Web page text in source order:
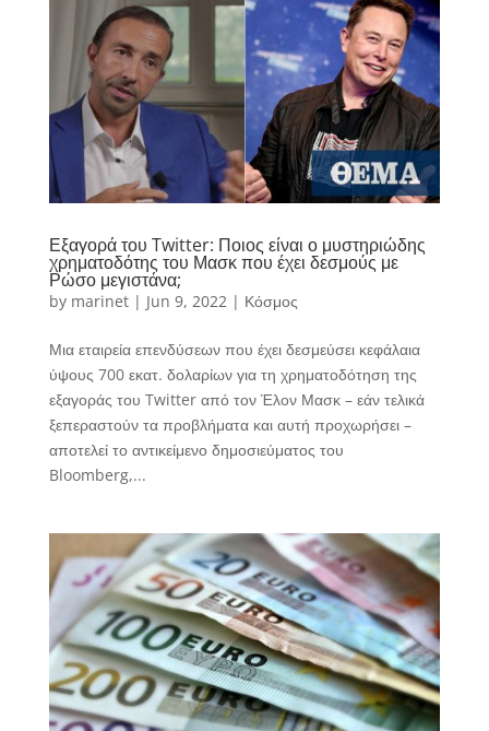
Εξαγορά του Twitter: Ποιος είναι ο μυστηριώδης
χρηματοδότης του Μασκ που έχει δεσμούς με
Ρώσο μεγιστάνα;
by marinet| Jun 9, 2022| Κόσμος
Μια εταιρεία επενδύσεων που έχει δεσμεύσει κεφάλαια
ύψους 700 εκατ. δολαρίων για τη χρηματοδότηση της
εξαγοράς του Twitter από τον Έλον Μασκ – εάν τελικά
ξεπεραστούν τα προβλήματα και αυτή προχωρήσει –
αποτελεί το αντικείμενο δημοσιεύματος του
Bloomberg,...